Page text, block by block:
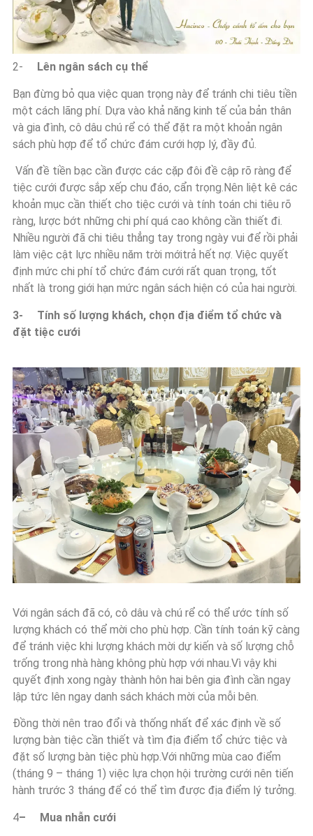
2- Lên ngân sách cụ thể
Bạn đừng bỏ qua việc quan trọng này để tránh chi tiêu tiền
một cách lãng phí. Dựa vào khả năng kinh tế của bản thân
và gia đình, cô dâu chú rể có thể đặt ra một khoản ngân
sách phù hợp để tổ chức đám cưới hợp lý, đầy đủ.
Vấn đề tiền bạc cần được các cặp đôi đề cập rõ ràng để
tiệc cưới được sắp xếp chu đáo, cẩn trọng.Nên liệt kê các
khoản mục cần thiết cho tiệc cưới và tính toán chi tiêu rõ
ràng, lược bớt những chi phí quá cao không cần thiết đi.
Nhiều người đã chi tiêu thẳng tay trong ngày vui để rồi phải
làm việc cật lực nhiều năm trời mớitrả hết nợ. Việc quyết
định mức chi phí tổ chức đám cưới rất quan trọng, tốt
nhất là trong giới hạn mức ngân sách hiện có của hai người.
3- Tính số lượng khách, chọn địa điểm tổ chức và
đặt tiệc cưới
Với ngân sách đã có, cô dâu và chú rể có thể ước tính số
lượng khách có thể mời cho phù hợp. Cần tính toán kỹ càng
để tránh việc khi lượng khách mời dự kiến và số lượng chỗ
trống trong nhà hàng không phù hợp với nhau.Vì vậy khi
quyết định xong ngày thành hôn hai bên gia đình cần ngay
lập tức lên ngay danh sách khách mời của mỗi bên.
Đồng thời nên trao đổi và thống nhất để xác định về số
lượng bàn tiệc cần thiết và tìm địa điểm tổ chức tiệc và
đặt số lượng bàn tiệc phù hợp.Với những mùa cao điểm
(tháng 9 – tháng 1) việc lựa chọn hội trường cưới nên tiến
hành trước 3 tháng để có thể tìm được địa điểm lý tưởng.
4– Mua nhẫn cưới